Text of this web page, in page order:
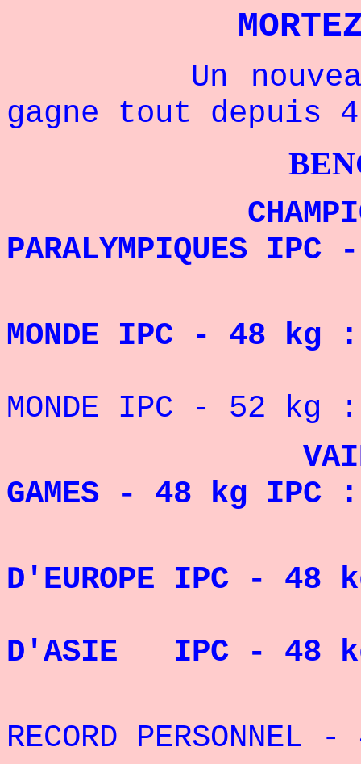
Un nouveau
gagne tout depuis
CHAMPION
PARALYMPIQUES
MONDE IPC - 48 kg
MONDE IPC - 52 kg
VAINQUEUR
GAMES - 48 kg IPC
D'EUROPE IPC -
D'ASIE IPC - 48
RECORD